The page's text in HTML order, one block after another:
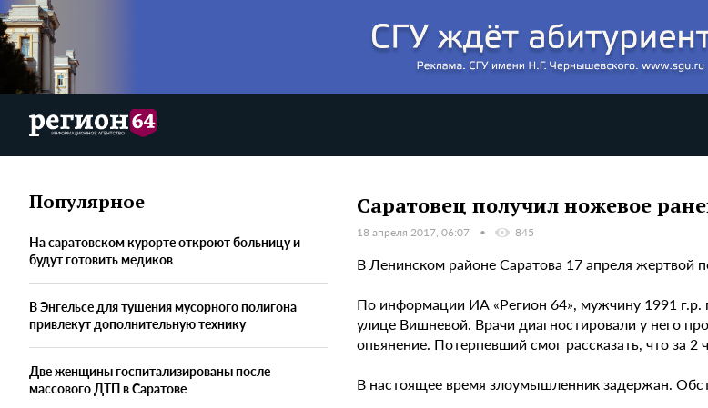
Популярное
На саратовском курорте откроют больницу и
будут готовить медиков
В Энгельсе для тушения мусорного полигона
привлекут дополнительную технику
Две женщины госпитализированы после
массового ДТП в Саратове
Саратовец получил ножевое
18 апреля 2017, 06:07 845
В Ленинском районе Саратова 17 апреля
По информации ИА «Регион 64», мужчину 1991 г.р.
улице Вишневой. Врачи диагностировали у него
опьянение. Потерпевший смог рассказать, что за
В настоящее время злоумышленник задержан.